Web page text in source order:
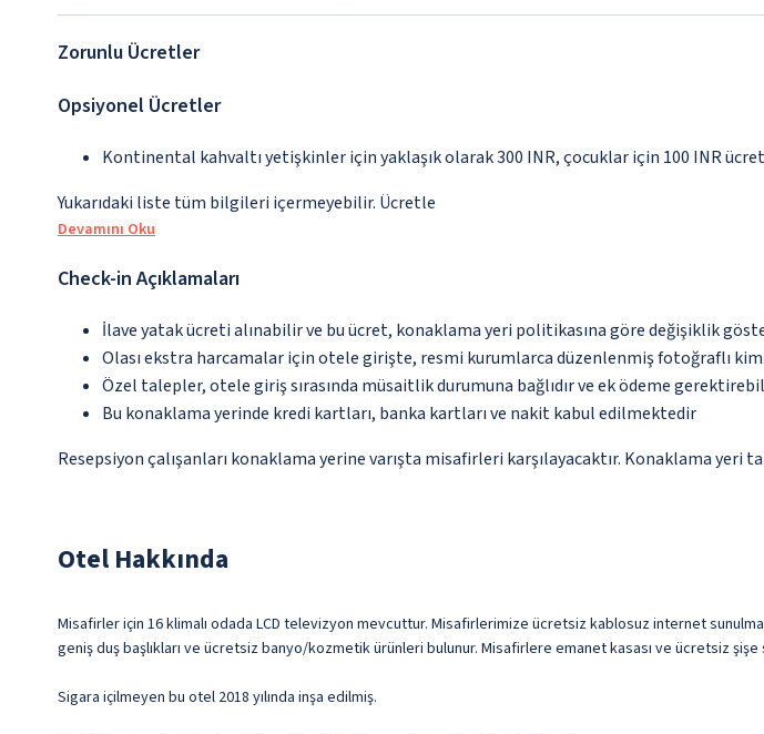
Zorunlu Ücretler
Opsiyonel Ücretler
Kontinental kahvaltı yetişkinler için yaklaşık olarak 300 INR, çocuklar için 100 INR
Yukarıdaki liste tüm bilgileri içermeyebilir. Ücretle
Devamını Oku
Check-in Açıklamaları
İlave yatak ücreti alınabilir ve bu ücret, konaklama yeri politikasına göre değişiklik
Olası ekstra harcamalar için otele girişte, resmi kurumlarca düzenlenmiş fotoğraflı
Özel talepler, otele giriş sırasında müsaitlik durumuna bağlıdır ve ek ödeme
Bu konaklama yerinde kredi kartları, banka kartları ve nakit kabul edilmektedir
Resepsiyon çalışanları konaklama yerine varışta misafirleri karşılayacaktır. Konaklama
Otel Hakkında
Misafirler için 16 klimalı odada LCD televizyon mevcuttur. Misafirlerimize ücretsiz kablosuz internet
geniş duş başlıkları ve ücretsiz banyo/kozmetik ürünleri bulunur. Misafirlere emanet kasası ve ücretsiz
Sigara içilmeyen bu otel 2018 yılında inşa edilmiş.